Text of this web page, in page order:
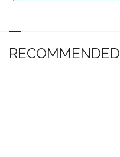
RECOMMENDED